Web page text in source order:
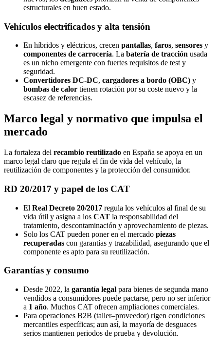
estructurales en buen estado.
Vehículos electrificados y alta tensión
En híbridos y eléctricos, crecen pantallas, faros, sensores y
componentes de carrocería. La batería de tracción usada
es un nicho emergente con fuertes requisitos de test y
seguridad.
Convertidores DC-DC, cargadores a bordo (OBC) y
bombas de calor tienen rotación por su coste nuevo y la
escasez de referencias.
Marco legal y normativo que impulsa el
mercado
La fortaleza del recambio reutilizado en España se apoya en un
marco legal claro que regula el fin de vida del vehículo, la
reutilización de componentes y la protección del consumidor.
RD 20/2017 y papel de los CAT
El Real Decreto 20/2017 regula los vehículos al final de su
vida útil y asigna a los CAT la responsabilidad del
tratamiento, descontaminación y aprovechamiento de piezas.
Solo los CAT pueden poner en el mercado piezas
recuperadas con garantías y trazabilidad, asegurando que el
componente es apto para su reutilización.
Garantías y consumo
Desde 2022, la garantía legal para bienes de segunda mano
vendidos a consumidores puede pactarse, pero no ser inferior
a 1 año. Muchos CAT ofrecen ampliaciones comerciales.
Para operaciones B2B (taller–proveedor) rigen condiciones
mercantiles específicas; aun así, la mayoría de desguaces
serios mantienen periodos de prueba y devolución.